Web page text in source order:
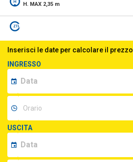
H. MAX 2,35 m
Inserisci le date per calcolare il prezzo
INGRESSO
USCITA